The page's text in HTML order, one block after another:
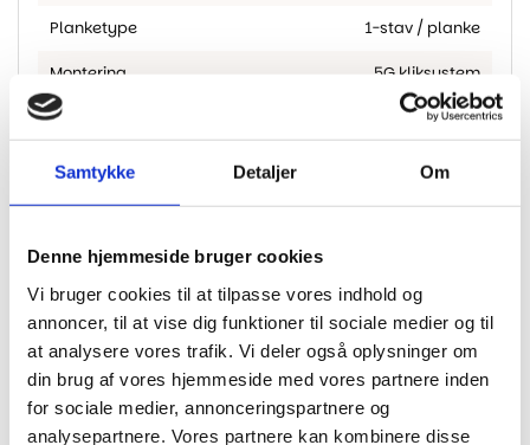
Samtykke Detaljer Om
Denne hjemmeside bruger cookies
Vi bruger cookies til at tilpasse vores indhold og
annoncer, til at vise dig funktioner til sociale medier og til
at analysere vores trafik. Vi deler også oplysninger om
din brug af vores hjemmeside med vores partnere inden
for sociale medier, annonceringspartnere og
analysepartnere. Vores partnere kan kombinere disse
Planketype 1-stav / planke
Montering 5G kliksystem
Overfladebehandling Olie
Har du husket?
-22% -34%